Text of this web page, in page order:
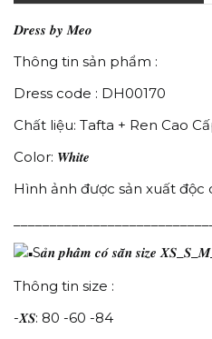
𝑫𝒓𝒆𝒔𝒔 𝒃𝒚 𝑴𝒆𝒐
Thông tin sản phẩm :
Dress code : DH00170
Chất liệu: Tafta + Ren Cao
Color: White
Hình ảnh được sản xuất
S𝒂̉𝒏 𝒑𝒉𝒂̂̉𝒎 𝒄𝒐́ 𝒔𝒂̆̃𝒏 𝒔𝒊𝒛𝒆
Thông tin size :
-𝑿𝑺: 80 -60 -84